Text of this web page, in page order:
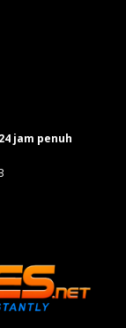
jam penuh